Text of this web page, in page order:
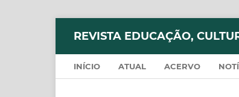
REVISTA EDUCAÇÃO,
INÍCIO ATUAL ACERVO